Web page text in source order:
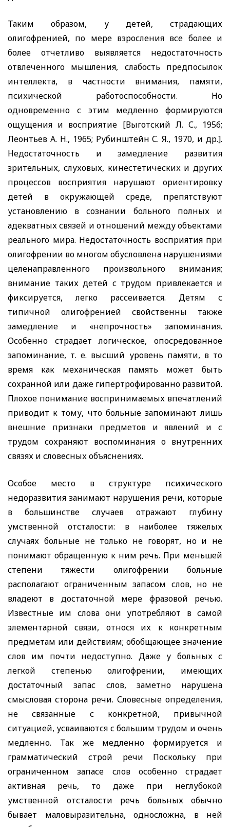
Таким образом, у детей, страдающих
олигофренией, по мере взросления все более и
более отчетливо выявляется недостаточность
отвлеченного мышления, слабость предпосылок
интеллекта, в частности внимания, памяти,
психической работоспособности. Но
одновременно с этим медленно формируются
ощущения и восприятие [Выготский Л. С., 1956;
Леонтьев А. Н., 1965; Рубинштейн С. Я., 1970, и др.].
Недостаточность и замедление развития
зрительных, слуховых, кинестетических и других
процессов восприятия нарушают ориентировку
детей в окружающей среде, препятствуют
установлению в сознании больного полных и
адекватных связей и отношений между объектами
реального мира. Недостаточность восприятия при
олигофрении во многом обусловлена нарушениями
целенаправленного произвольного внимания;
внимание таких детей с трудом привлекается и
фиксируется, легко рассеивается. Детям с
типичной олигофренией свойственны также
замедление и «непрочность» запоминания.
Особенно страдает логическое, опосредованное
запоминание, т. е. высший уровень памяти, в то
время как механическая память может быть
сохранной или даже гипертрофированно развитой.
Плохое понимание воспринимаемых впечатлений
приводит к тому, что больные запоминают лишь
внешние признаки предметов и явлений и с
трудом сохраняют воспоминания о внутренних
связях и словесных объяснениях.
Особое место в структуре психического
недоразвития занимают нарушения речи, которые
в большинстве случаев отражают глубину
умственной отсталости: в наиболее тяжелых
случаях больные не только не говорят, но и не
понимают обращенную к ним речь. При меньшей
степени тяжести олигофрении больные
располагают ограниченным запасом слов, но не
владеют в достаточной мере фразовой речью.
Известные им слова они употребляют в самой
элементарной связи, относя их к конкретным
предметам или действиям; обобщающее значение
слов им почти недоступно. Даже у больных с
легкой степенью олигофрении, имеющих
достаточный запас слов, заметно нарушена
смысловая сторона речи. Словесные определения,
не связанные с конкретной, привычной
ситуацией, усваиваются с большим трудом и очень
медленно. Так же медленно формируется и
грамматический строй речи Поскольку при
ограниченном запасе слов особенно страдает
активная речь, то даже при неглубокой
умственной отсталости речь больных обычно
бывает маловыразительна, односложна, в ней